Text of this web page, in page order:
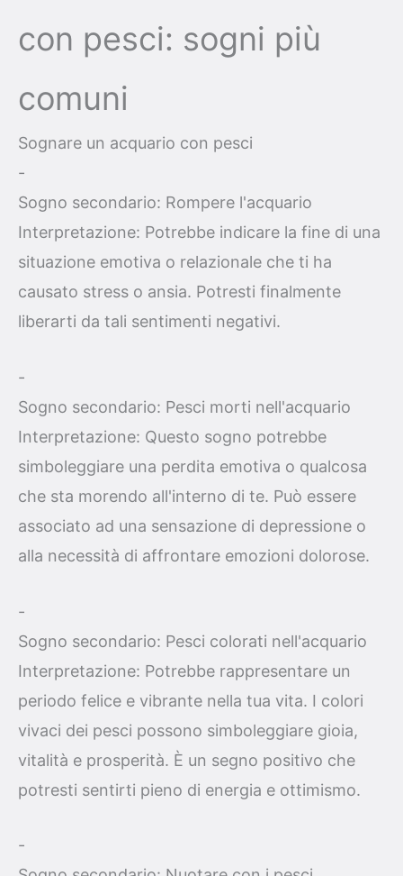
con pesci: sogni più
comuni
Sognare un acquario con pesci
-
Sogno secondario: Rompere l'acquario
Interpretazione: Potrebbe indicare la fine di una
situazione emotiva o relazionale che ti ha
causato stress o ansia. Potresti finalmente
liberarti da tali sentimenti negativi.
-
Sogno secondario: Pesci morti nell'acquario
Interpretazione: Questo sogno potrebbe
simboleggiare una perdita emotiva o qualcosa
che sta morendo all'interno di te. Può essere
associato ad una sensazione di depressione o
alla necessità di affrontare emozioni dolorose.
-
Sogno secondario: Pesci colorati nell'acquario
Interpretazione: Potrebbe rappresentare un
periodo felice e vibrante nella tua vita. I colori
vivaci dei pesci possono simboleggiare gioia,
vitalità e prosperità. È un segno positivo che
potresti sentirti pieno di energia e ottimismo.
-